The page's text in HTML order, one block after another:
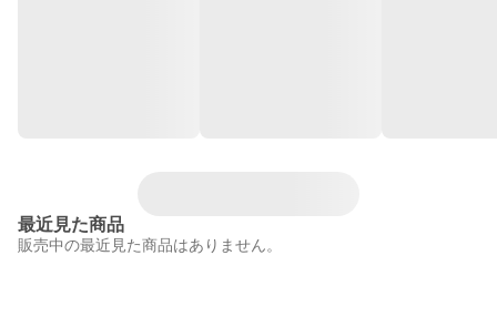
最近見た商品
販売中の最近見た商品はありません。